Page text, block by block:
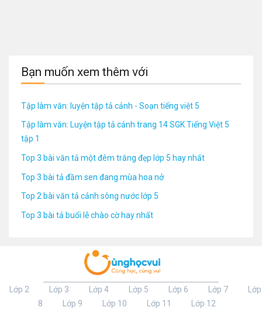
Bạn muốn xem thêm với
Tập làm văn: luyện tập tả cảnh - Soạn tiếng việt 5
Tập làm văn: Luyện tập tả cảnh trang 14 SGK Tiếng Việt 5
tập 1
Top 3 bài văn tả một đêm trăng đẹp lớp 5 hay nhất
Top 3 bài tả đầm sen đang mùa hoa nở
Top 2 bài văn tả cảnh sông nước lớp 5
Top 3 bài tả buổi lễ chào cờ hay nhất
Lớp 2 Lớp 3 Lớp 4 Lớp 5 Lớp 6 Lớp 7
Lớp
8
Lớp 9 Lớp 10 Lớp 11 Lớp 12